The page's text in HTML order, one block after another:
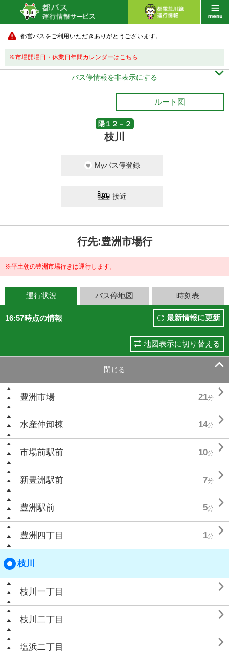
都営バスをご利用いただきありがとうございます。
※市場開場日・休業日年間カレンダーはこちら
バス停情報を非表示にする 
ルート図
陽１２－２
枝川
Myバス停登録
接近
行先:豊洲市場行
※平土朝の豊洲市場行きは運行します。
運行状況 バス停地図 時刻表
16:57時点の情報 最新情報に更新
地図表示に切り替える
閉じる 
豊洲市場 21分 
水産仲卸棟 14分 
市場前駅前 10分 
新豊洲駅前 7分 
豊洲駅前 5分 
豊洲四丁目 1分 
枝川
枝川一丁目 
枝川二丁目 
塩浜二丁目 